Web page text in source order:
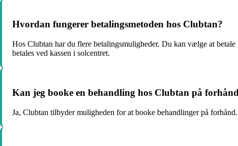
Hvordan fungerer betalingsmetoden hos Clubtan?
Hos Clubtan har du flere betalingsmuligheder. Du kan vælge at
betales ved kassen i solcentret.
Kan jeg booke en behandling hos Clubtan på
Ja, Clubtan tilbyder muligheden for at booke behandlinger på